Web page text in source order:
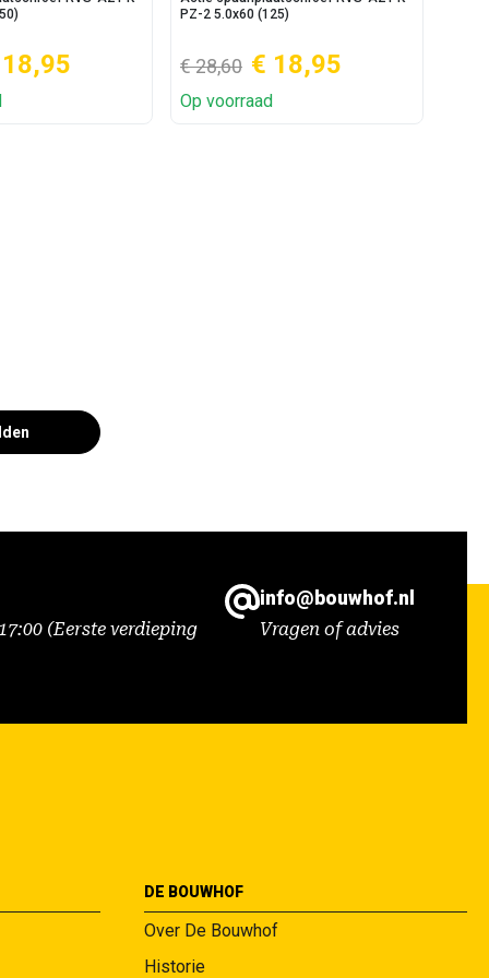
PZ-2 5.0x60 (125)
€ 28,60 € 18,95
Op voorraad
(Eerste verdieping
info@bouwhof.nl
Vragen of advies
DE BOUWHOF
Over De Bouwhof
Historie